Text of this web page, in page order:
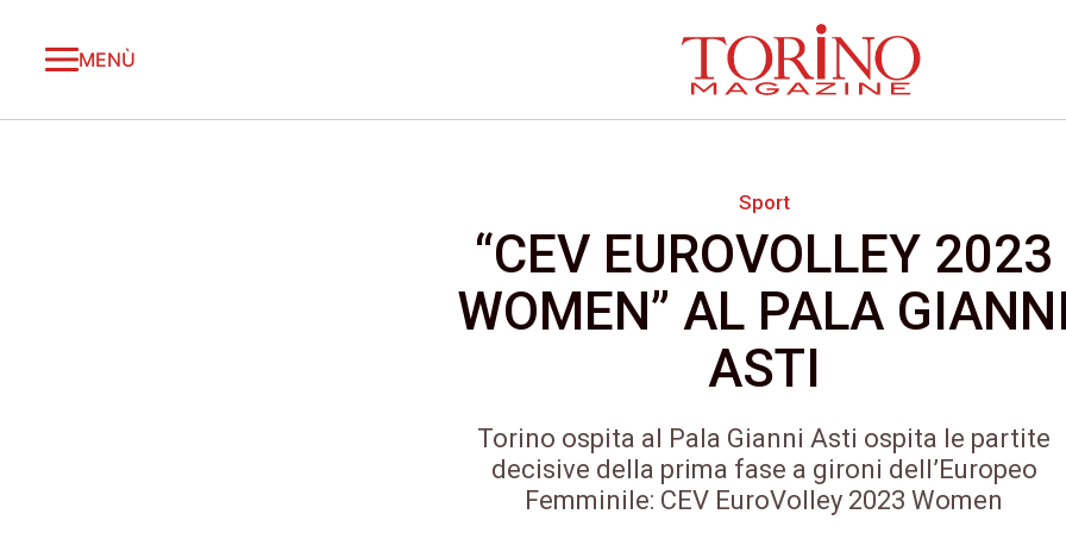
MENÙ
Sport
“CEV EUROVOLLEY 2023
WOMEN” AL PALA
ASTI
Torino ospita al Pala Gianni Asti ospita le partite
decisive della prima fase a gironi dell’Europeo
Femminile: CEV EuroVolley 2023 Women